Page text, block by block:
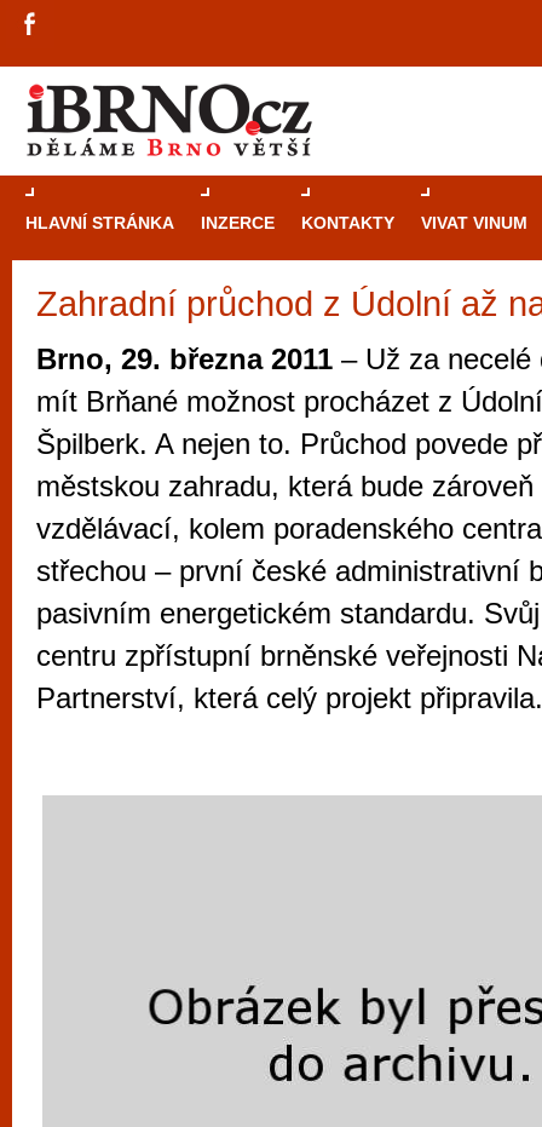
HLAVNÍ STRÁNKA INZERCE KONTAKTY VIVAT VINUM
Zahradní průchod z Údolní až
Brno, 29. března 2011 – Už za necelé
mít Brňané možnost procházet z
Špilberk. A nejen to. Průchod povede
městskou zahradu, která bude zároveň
vzdělávací, kolem poradenského
střechou – první české administrativní
pasivním energetickém standardu.
centru zpřístupní brněnské veřejnosti
Partnerství, která celý projekt připravila.
Průvodce
Brně: Od
automaty
Brno je
zajímavé
restaurace,
Mimo jiné je ale také místem, kde si
vyzkoušet různé kasinové hry. V
metropoli naleznete širokou nabídku her
po moderní automaty jak pro pravidelné
příležitostné hráče. V...